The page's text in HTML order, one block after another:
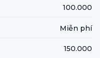
100.000
Miễn phí
150.000